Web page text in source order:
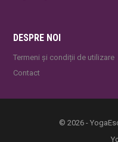
DESPRE NOI
Termeni și condiții de utilizare
Contact
© 2026 -